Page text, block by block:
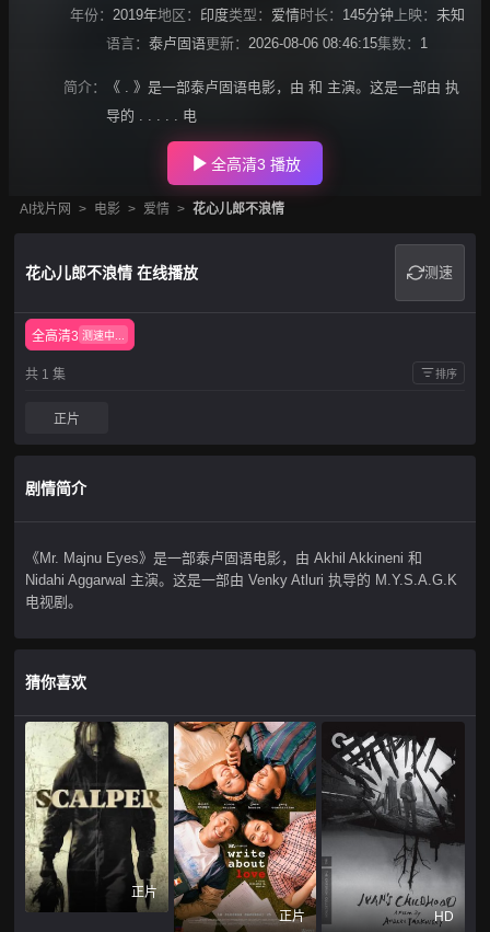
年份： 2019年地区： 印度类型： 爱情时长： 145分钟上映： 未知
语言： 泰卢固语更新： 2026-08-06 08:46:15集数： 1
简介：
《 . 》是一部泰卢固语电影，由 和 主演。这是一部由 执
导的 . . . . . 电
全高清3 播放
AI找片网 > 电影 > 爱情 > 花心儿郎不浪情
花心儿郎不浪情 在线播放 测速
全高清3 测速中...
共 1 集 排序
正片
剧情简介
《Mr. Majnu Eyes》是一部泰卢固语电影，由 Akhil Akkineni 和
Nidahi Aggarwal 主演。这是一部由 Venky Atluri 执导的 M.Y.S.A.G.K
电视剧。
猜你喜欢
正片
正片 HD